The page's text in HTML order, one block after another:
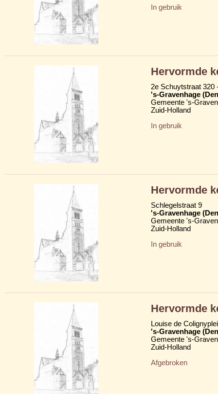
In gebruik
Hervormde
2e Schuytstraat 320
's-Gravenhage
Gemeente 's-
Zuid-Holland
In gebruik
Hervormde
Schlegelstraat 9
's-Gravenhage
Gemeente 's-
Zuid-Holland
In gebruik
Hervormde
Louise de
's-Gravenhage
Gemeente 's-
Zuid-Holland
Afgebroken